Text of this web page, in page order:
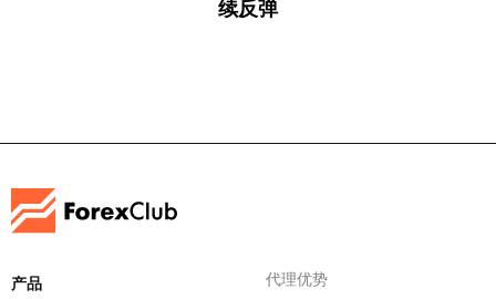
续反弹
产品 代理优势